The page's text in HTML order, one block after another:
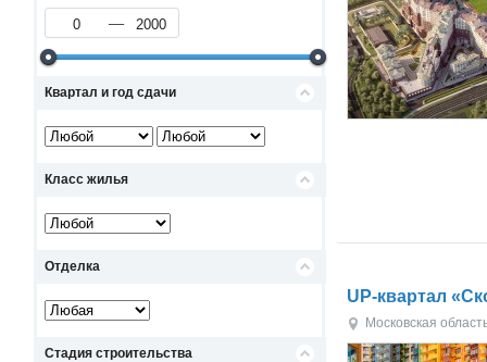
Квартал и год сдачи
Класс жилья
Отделка
Стадия строительства
UP-квартал
Московская